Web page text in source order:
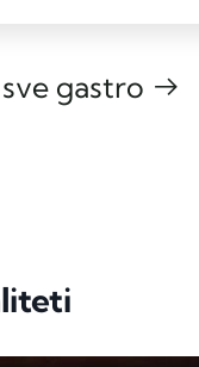
gastro